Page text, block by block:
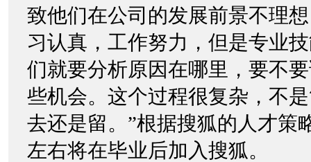
致他们在公司的发展前景不理
习认真，工作努力，但是专业
们就要分析原因在哪里，要不
些机会。这个过程很复杂，不
去还是留。”根据搜狐的人才策
左右将在毕业后加入搜狐。